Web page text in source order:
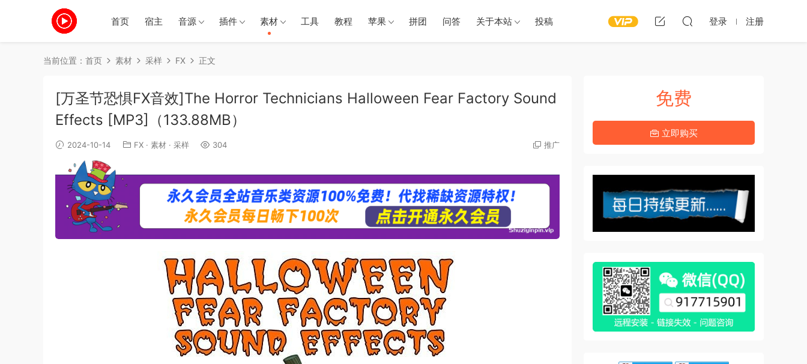
首页 宿主 音源 插件 素材 工具 教程 苹果 拼团 问答 关于本站 投稿 登录 注册
当前位置： 首页 素材 采样 FX 正文
[万圣节恐惧FX音效]The Horror Technicians Halloween Fear Factory Sound
Effects [MP3]（133.88MB）
2024-10-14 FX · 素材 · 采样 304 推广
免费
立即购买